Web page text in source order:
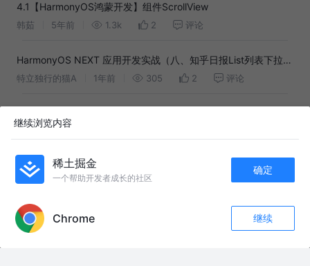
1
4.1【HarmonyOS鸿蒙开发】组件ScrollView
韩茹 5年前 1.3k 2 评论
HarmonyOS NEXT 应用开发实战（八、知乎日报List列表下拉刷
新及上滑加载更多分页的实现）
特立独行的猫A 1年前 305 2 评论
环信即时通讯IM
鸿蒙Next-拉起支付宝的三种方式——教程
城中的雾 1年前 2.2k
极客星球 | Android原生SDK无缝嵌入鸿蒙开发“黑科技”
继续浏览内容
稀土掘金
一个帮助开发者成长的社区
确定
Chrome 继续